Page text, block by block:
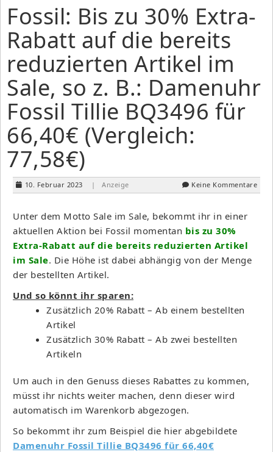
Fossil: Bis zu 30% Extra-
Rabatt auf die bereits
reduzierten Artikel im
Sale, so z. B.: Damenuhr
Fossil Tillie BQ3496 für
66,40€ (Vergleich:
77,58€)
10. Februar 2023 | Anzeige Keine Kommentare
Unter dem Motto Sale im Sale, bekommt ihr in einer
aktuellen Aktion bei Fossil momentan bis zu 30%
Extra-Rabatt auf die bereits reduzierten Artikel
im Sale. Die Höhe ist dabei abhängig von der Menge
der bestellten Artikel.
Und so könnt ihr sparen:
Zusätzlich 20% Rabatt – Ab einem bestellten
Artikel
Zusätzlich 30% Rabatt – Ab zwei bestellten
Artikeln
Um auch in den Genuss dieses Rabattes zu kommen,
müsst ihr nichts weiter machen, denn dieser wird
automatisch im Warenkorb abgezogen.
So bekommt ihr zum Beispiel die hier abgebildete
Damenuhr Fossil Tillie BQ3496 für 66,40€